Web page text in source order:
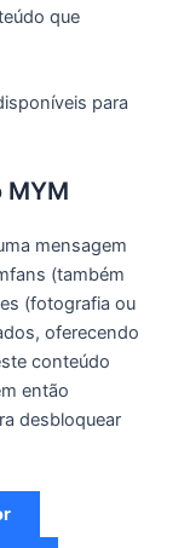
que
para
MYM
mensagem
(também
(fotografia ou
oferecendo
conteúdo
então
desbloquear